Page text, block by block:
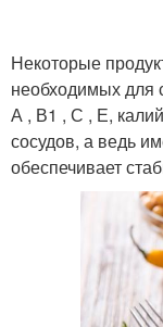
Некоторые
необходимых для
А , В1 , С , Е,
сосудов, а ведь
обеспечивает